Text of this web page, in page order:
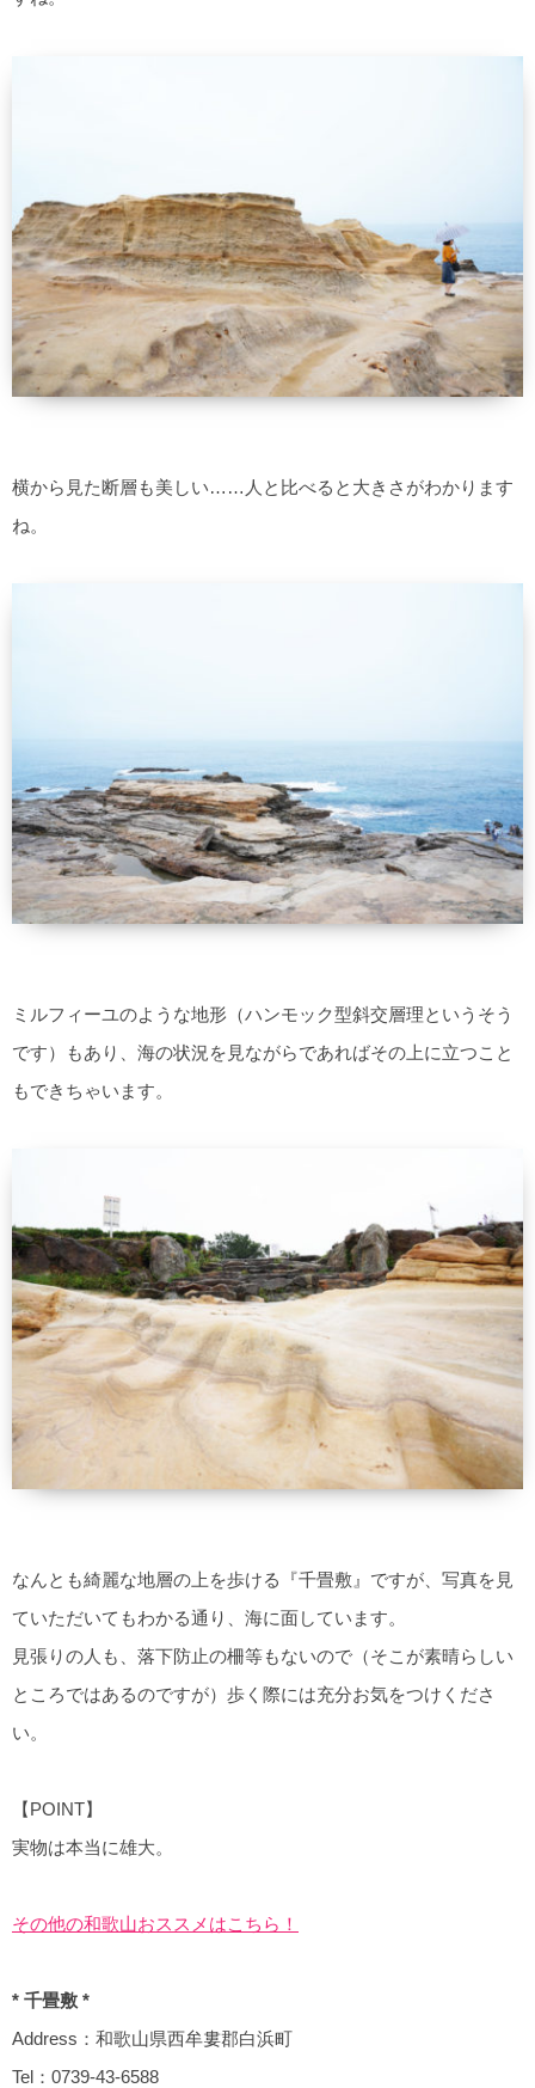
横から見た断層も美しい……人と比べると大きさがわかります
ね。
ミルフィーユのような地形（ハンモック型斜交層理というそう
です）もあり、海の状況を見ながらであればその上に立つこと
もできちゃいます。
なんとも綺麗な地層の上を歩ける『千畳敷』ですが、写真を見
ていただいてもわかる通り、海に面しています。
見張りの人も、落下防止の柵等もないので（そこが素晴らしい
ところではあるのですが）歩く際には充分お気をつけくださ
い。
【POINT】
実物は本当に雄大。
その他の和歌山おススメはこちら！
* 千畳敷 *
Address：和歌山県西牟婁郡白浜町
Tel：0739-43-6588